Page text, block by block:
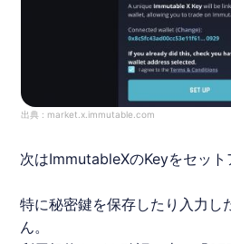
出典 : market.x.immutable.com
次はImmutableXのKeyをセット
特に秘密鍵を保存したり入力し
ん。